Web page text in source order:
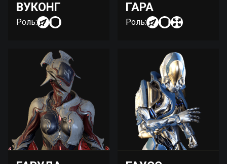
ВУКОНГ
Роль:
ГАРА
Роль: